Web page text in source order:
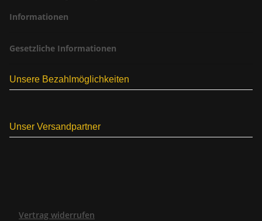
Informationen
Gesetzliche Informationen
Unsere Bezahlmöglichkeiten
Unser Versandpartner
Vertrag widerrufen